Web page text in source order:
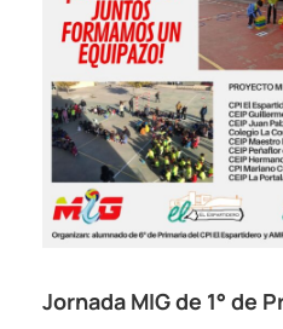
Jornada MIG de 1° de